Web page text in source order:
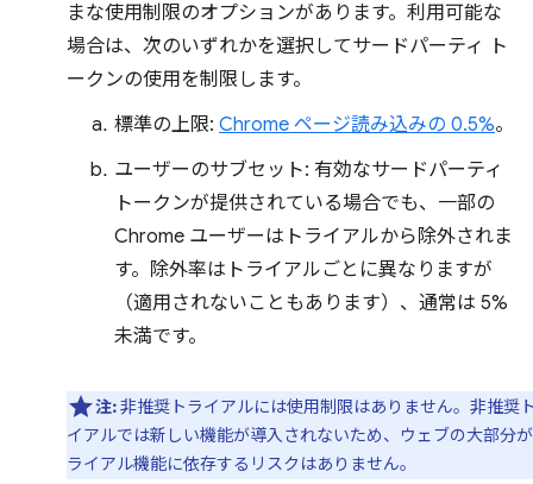
まな使用制限のオプションがあります。利用可能な
場合は、次のいずれかを選択してサードパーティ ト
ークンの使用を制限します。
標準の上限: Chrome ページ読み込みの 0.5%。
ユーザーのサブセット: 有効なサードパーティ
トークンが提供されている場合でも、一部の
Chrome ユーザーはトライアルから除外されま
す。除外率はトライアルごとに異なりますが
（適用されないこともあります）、通常は 5%
未満です。
注:非推奨トライアルには使用制限はありません。非推奨
イアルでは新しい機能が導入されないため、ウェブの大部分
ライアル機能に依存するリスクはありません。